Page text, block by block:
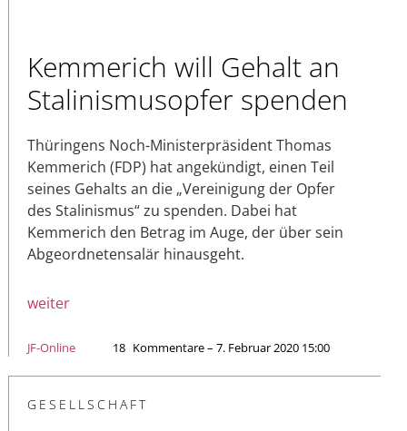
Kemmerich will Gehalt an
Stalinismusopfer spenden
Thüringens Noch-Ministerpräsident Thomas
Kemmerich (FDP) hat angekündigt, einen Teil
seines Gehalts an die „Vereinigung der Opfer
des Stalinismus“ zu spenden. Dabei hat
Kemmerich den Betrag im Auge, der über sein
Abgeordnetensalär hinausgeht.
weiter
JF-Online 18 Kommentare – 7. Februar 2020 15:00
GESELLSCHAFT